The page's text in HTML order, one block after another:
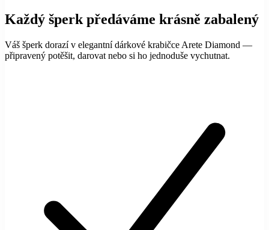
Každý šperk předáváme krásně zabalený
Váš šperk dorazí v elegantní dárkové krabičce Arete Diamond —
připravený potěšit, darovat nebo si ho jednoduše vychutnat.